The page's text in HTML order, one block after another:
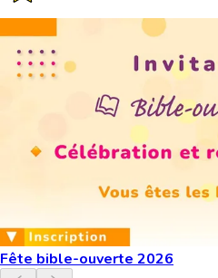
Fête bible-ouverte 2026